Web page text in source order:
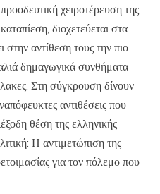
χειροτέρευση της
διοχετεύεται στα
αντίθεση τους την πιο
δημαγωγικά συνθήματα
Στη σύγκρουση δίνουν
αντιθέσεις που
θέση της ελληνικής
Η αντιμετώπιση της
για τον πόλεμο που